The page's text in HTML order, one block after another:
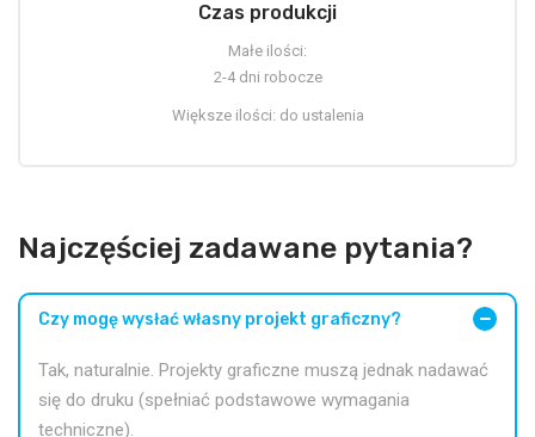
Czas produkcji
Małe ilości:
2-4 dni robocze
Większe ilości: do ustalenia
Najczęściej zadawane pytania?
Czy mogę wysłać własny projekt graficzny?
Tak, naturalnie. Projekty graficzne muszą jednak nadawać
się do druku (spełniać podstawowe wymagania
techniczne).